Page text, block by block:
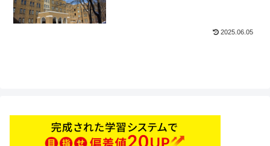
2025.06.05